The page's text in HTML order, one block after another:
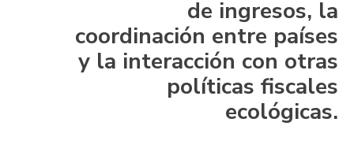
de ingresos, la
coordinación entre países
y la interacción con otras
políticas fiscales
ecológicas.